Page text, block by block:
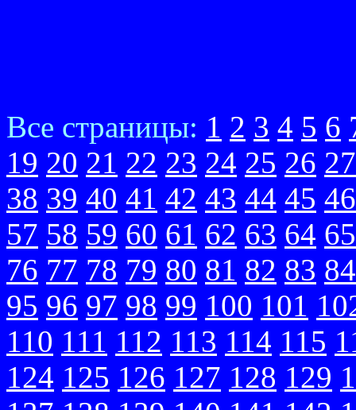
Все страницы: 1 2 3 4 5 6
19 20 21 22 23 24 25 26 27
38 39 40 41 42 43 44 45 46
57 58 59 60 61 62 63 64 65
76 77 78 79 80 81 82 83 84
95 96 97 98 99 100 101
110 111 112 113 114 115
124 125 126 127 128 129